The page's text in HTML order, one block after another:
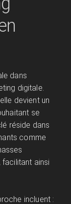
dans
digitale.
devient un
se
réside dans
comme
ainsi
incluent :